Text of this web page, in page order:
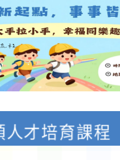
人才培育課程